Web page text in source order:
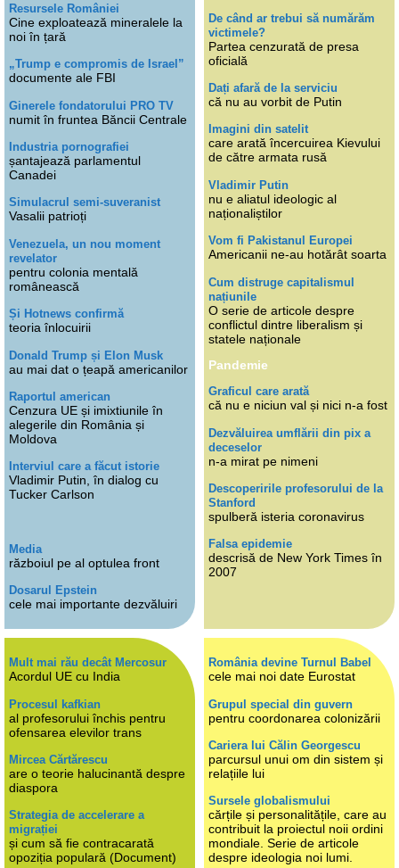
Resursele României
Cine exploatează mineralele la
noi în țară
„Trump e compromis de Israel”
documente ale FBI
Ginerele fondatorului PRO TV
numit în fruntea Băncii Centrale
Industria pornografiei
șantajează parlamentul
Canadei
Simulacrul semi-suveranist
Vasalii patrioți
Venezuela, un nou moment
revelator
pentru colonia mentală
românească
Și Hotnews confirmă
teoria înlocuirii
Donald Trump și Elon Musk
au mai dat o țeapă americanilor
Raportul american
Cenzura UE și imixtiunile în
alegerile din România și
Moldova
Interviul care a făcut istorie
Vladimir Putin, în dialog cu
Tucker Carlson
Media
războiul pe al optulea front
Dosarul Epstein
cele mai importante dezvăluiri
De când ar trebui să numărăm
victimele?
Partea cenzurată de presa
oficială
Dați afară de la serviciu
că nu au vorbit de Putin
Imagini din satelit
care arată încercuirea Kievului
de către armata rusă
Vladimir Putin
nu e aliatul ideologic al
naționaliștilor
Vom fi Pakistanul Europei
Americanii ne-au hotărât soarta
Cum distruge capitalismul
națiunile
O serie de articole despre
conflictul dintre liberalism și
statele naționale
Pandemie
Graficul care arată
că nu e niciun val și nici n-a fost
Dezvăluirea umflării din pix a
deceselor
n-a mirat pe nimeni
Descoperirile profesorului de la
Stanford
spulberă isteria coronavirus
Falsa epidemie
descrisă de New York Times în
2007
Mult mai rău decât Mercosur
Acordul UE cu India
Procesul kafkian
al profesorului închis pentru
ofensarea elevilor trans
Mircea Cărtărescu
are o teorie halucinantă despre
diaspora
Strategia de accelerare a
migrației
și cum să fie contracarată
opoziția populară (Document)
România devine Turnul Babel
cele mai noi date Eurostat
Grupul special din guvern
pentru coordonarea colonizării
Cariera lui Călin Georgescu
parcursul unui om din sistem și
relațiile lui
Sursele globalismului
cărțile și personalitățile, care au
contribuit la proiectul noii ordini
mondiale. Serie de articole
despre ideologia noi lumi.